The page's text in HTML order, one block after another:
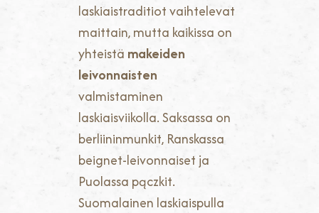
laskiaistraditiot vaihtelevat
maittain, mutta kaikissa on
yhteistä makeiden
leivonnaisten
valmistaminen
laskiaisviikolla. Saksassa on
berliininmunkit, Ranskassa
beignet-leivonnaiset ja
Puolassa pączkit.
Suomalainen laskiaispulla